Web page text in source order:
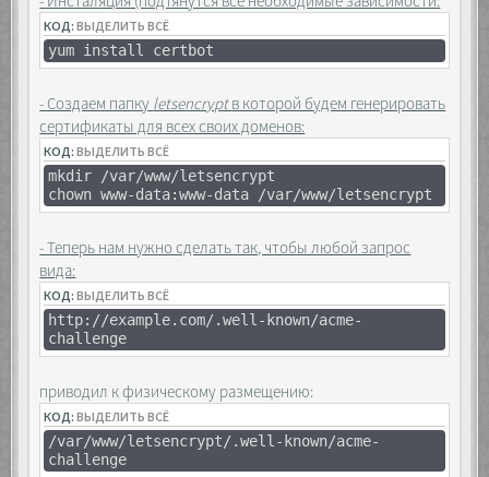
КОД:ВЫДЕЛИТЬ ВСЁ
yum install certbot
- Создаем папку letsencryptв которой будем генерировать
сертификаты для всех своих доменов:
КОД:ВЫДЕЛИТЬ ВСЁ
mkdir /var/www/letsencrypt
chown www-data:www-data /var/www/letsencrypt
- Теперь нам нужно сделать так, чтобы любой запрос
вида:
КОД:ВЫДЕЛИТЬ ВСЁ
http://example.com/.well-known/acme-
challenge
приводил к физическому размещению:
КОД:ВЫДЕЛИТЬ ВСЁ
/var/www/letsencrypt/.well-known/acme-
challenge